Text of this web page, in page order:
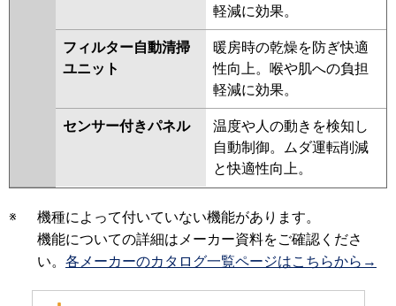
軽減に効果。
フィルター自動清掃
ユニット
暖房時の乾燥を防ぎ快適
性向上。喉や肌への負担
軽減に効果。
センサー付きパネル
温度や人の動きを検知し
自動制御。ムダ運転削減
と快適性向上。
※
機種によって付いていない機能があります。
機能についての詳細はメーカー資料をご確認くださ
い。 各メーカーのカタログ一覧ページはこちらから→